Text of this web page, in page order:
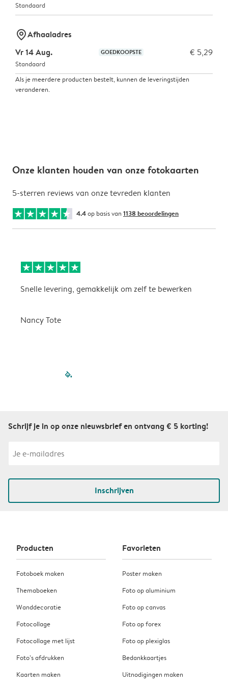
Standaard
marker-pinAfhaaladres
Vr 14 Aug.
GOEDKOOPSTE € 5,29
Standaard
Als je meerdere producten bestelt, kunnen de leveringstijden
veranderen.
Onze klanten houden van onze fotokaarten
5-sterren reviews van onze tevreden klanten
4.4op basis van 1138 beoordelingen
Snelle levering, gemakkelijk om zelf te bewerken
Nancy Tote
filled-pagination
Schrijf je in op onze nieuwsbrief en ontvang € 5 korting!
Inschrijven
Producten
Fotoboek maken
Themaboeken
Wanddecoratie
Fotocollage
Fotocollage met lijst
Foto’s afdrukken
Kaarten maken
Favorieten
Poster maken
Foto op aluminium
Foto op canvas
Foto op forex
Foto op plexiglas
Bedankkaartjes
Uitnodigingen maken